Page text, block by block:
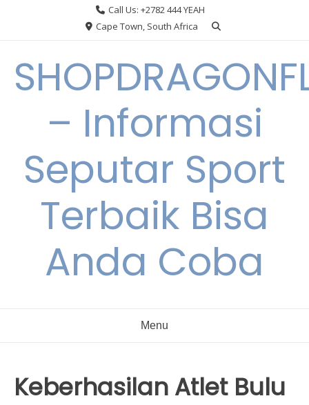
Call Us: +2782 444 YEAH
Cape Town, South Africa
– Informasi
Seputar Sport
Terbaik Bisa
Anda Coba
Menu
Keberhasilan Atlet Bulu